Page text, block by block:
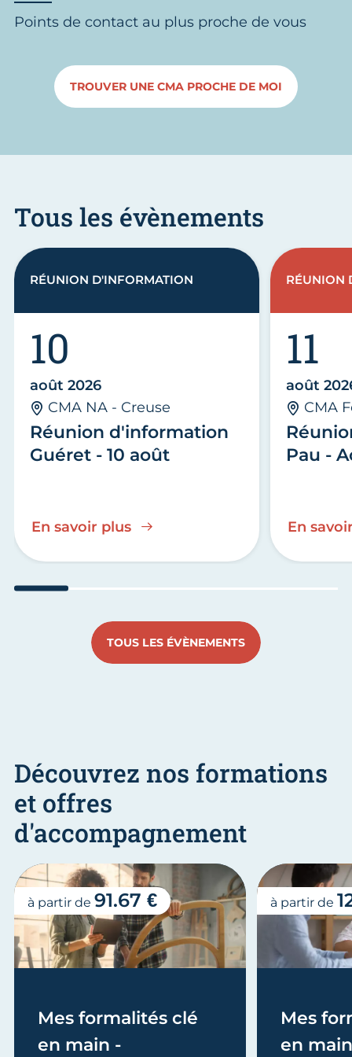
Points de contact au plus proche de vous
TROUVER UNE CMA PROCHE DE MOI
Tous les évènements
Réunion d'information
Guéret - 10 août
10
août 2026
CMA NA - Creuse
En savoir plus
RÉUNION D'INFORMATION
Pau -
11
août
CMA
En
RÉUNION
TOUS LES ÉVÈNEMENTS
Découvrez nos formations
et offres
d'accompagnement
Mes formalités clé
en main -
à partir de 91.67 €
Mes
en
à partir de